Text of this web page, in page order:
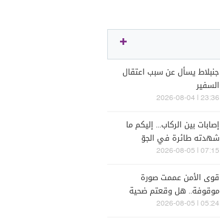
جنبلاط يسأل عن سبب اعتقال
السفير
23:36 | 2026-08-04
إصابات بين الركاب... إليكم ما
شهدته طائرة في الجوّ
07:15 | 2026-08-05
قوى الأمن عممت صورة
موقوفة.. هل وقعتم ضحية
أعمالها؟
05:24 | 2026-08-05